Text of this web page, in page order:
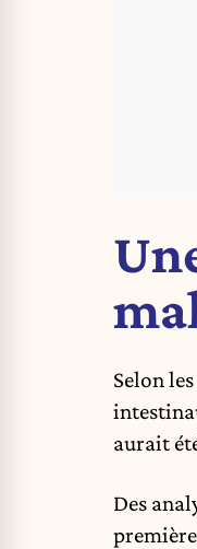
Selon
aurait
Des